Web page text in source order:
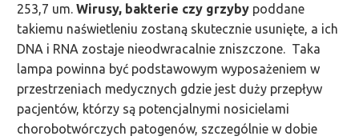
253,7 um. Wirusy, bakterie czy grzyby poddane
takiemu naświetleniu zostaną skutecznie usunięte, a ich
DNA i RNA zostaje nieodwracalnie zniszczone. Taka
lampa powinna być podstawowym wyposażeniem w
przestrzeniach medycznych gdzie jest duży przepływ
pacjentów, którzy są potencjalnymi nosicielami
chorobotwórczych patogenów, szczególnie w dobie